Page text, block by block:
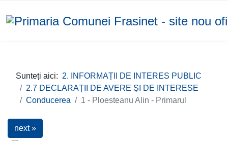
Sunteți aici: 2. INFORMAȚII DE INTERES PUBLIC
2.7 DECLARAȚII DE AVERE ȘI DE INTERESE
Conducerea
1 - Ploesteanu Alin - Primarul
next »